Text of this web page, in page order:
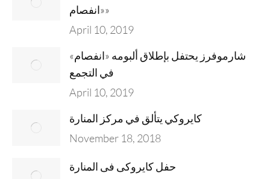
«انفصام»
April 10, 2019
شارموفرز يحتفل بإطلاق ألبومه «انفصام»
في التجمع
April 10, 2019
كايروكي يتألق في مركز المنارة
November 18, 2018
حفل كايروكى فى المنارة